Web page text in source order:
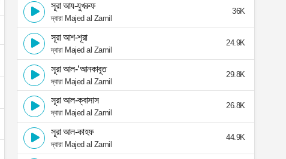
সূরা আয-যুখরুফ
দ্বারা Majed al Zamil
36K
সূরা আশ-শূরা
দ্বারা Majed al Zamil
24.9K
সূরা আল-‘আনকাবূত
দ্বারা Majed al Zamil
29.8K
সূরা আল-ক্বাসাস
দ্বারা Majed al Zamil
26.8K
সূরা আল-কাহফ
দ্বারা Majed al Zamil
44.9K